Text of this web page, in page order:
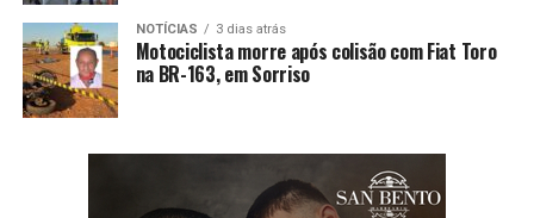
NOTÍCIAS 3 dias atrás
Motociclista morre após colisão com Fiat Toro
na BR-163, em Sorriso